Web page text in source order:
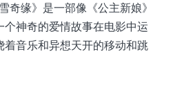
奇缘》是一部像《公主新娘》
神奇的爱情故事在电影中运
音乐和异想天开的移动和跳